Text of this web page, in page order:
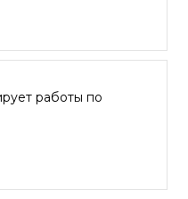
работы по